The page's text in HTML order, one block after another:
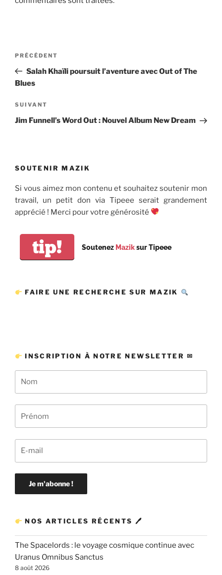
Navigation
l’article
Article
précédent
PRÉCÉDENT
Salah Khaïli poursuit l’aventure avec Out of The
Blues
Article
suivant
SUIVANT
Jim Funnell’s Word Out : Nouvel Album New Dream
SOUTENIR MAZIK
Si vous aimez mon contenu et souhaitez soutenir mon
travail, un petit don via Tipeee serait grandement
apprécié ! Merci pour votre générosité
tip! Soutenez Maziksur Tipeee
FAIRE UNE RECHERCHE SUR MAZIK
INSCRIPTION À NOTRE NEWSLETTER ✉
NOS ARTICLES RÉCENTS 🖊
The Spacelords : le voyage cosmique continue avec
Uranus Omnibus Sanctus
8 août 2026